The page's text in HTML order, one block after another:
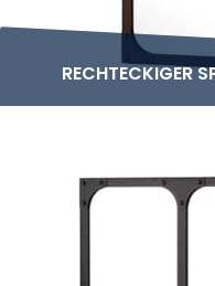
RECHTECKIGER